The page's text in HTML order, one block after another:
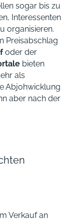
sogar bis zu
Interessenten
organisieren.
Preisabschlag
oder der
bieten
als
Abjohwicklung
aber nach der
Verkauf an